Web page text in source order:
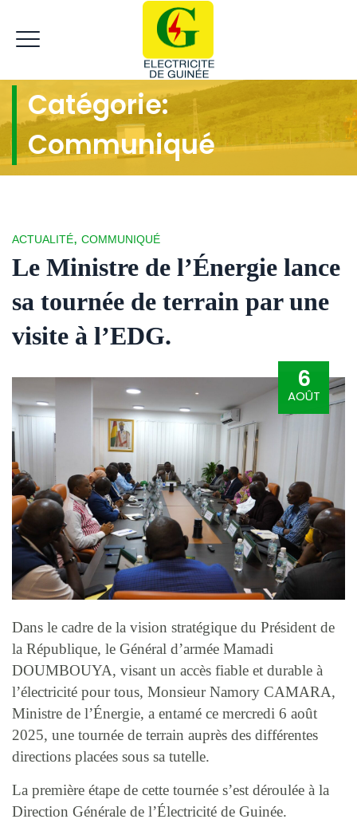
Catégorie:
Communiqué
ACTUALITÉ, COMMUNIQUÉ
Le Ministre de l’Énergie lance
sa tournée de terrain par une
visite à l’EDG.
6
AOÛT
Dans le cadre de la vision stratégique du Président de
la République, le Général d’armée Mamadi
DOUMBOUYA, visant un accès fiable et durable à
l’électricité pour tous, Monsieur Namory CAMARA,
Ministre de l’Énergie, a entamé ce mercredi 6 août
2025, une tournée de terrain auprès des différentes
directions placées sous sa tutelle.
La première étape de cette tournée s’est déroulée à la
Direction Générale de l’Électricité de Guinée.